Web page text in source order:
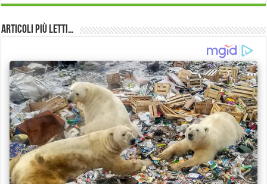
Articoli più Letti…